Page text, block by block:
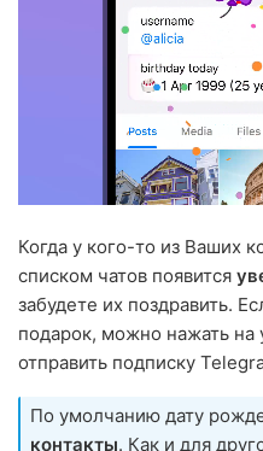
Когда у кого-то из Ваших
списком чатов появится
забудете их поздравить.
подарок, можно нажать на
отправить подписку
По умолчанию дату
контакты. Как и для